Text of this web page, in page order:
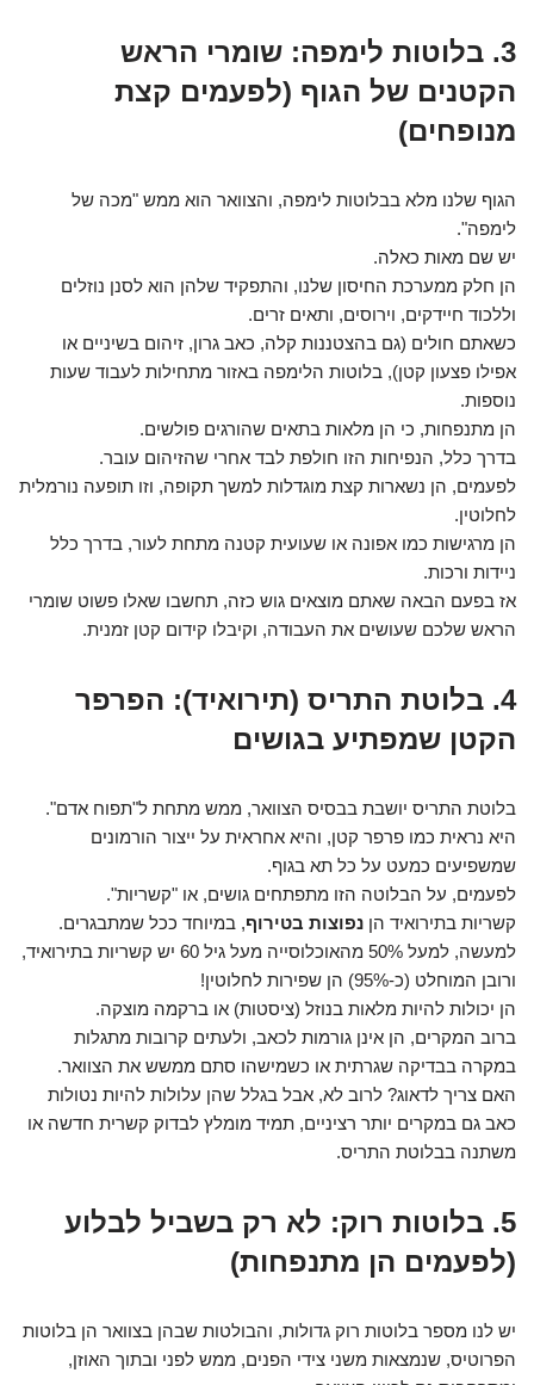
3. בלוטות לימפה: שומרי הראש
הקטנים של הגוף (לפעמים קצת
מנופחים)
הגוף שלנו מלא בבלוטות לימפה, והצוואר הוא ממש "מכה של
לימפה".
יש שם מאות כאלה.
הן חלק ממערכת החיסון שלנו, והתפקיד שלהן הוא לסנן נוזלים
וללכוד חיידקים, וירוסים, ותאים זרים.
כשאתם חולים (גם בהצטננות קלה, כאב גרון, זיהום בשיניים או
אפילו פצעון קטן), בלוטות הלימפה באזור מתחילות לעבוד שעות
נוספות.
הן מתנפחות, כי הן מלאות בתאים שהורגים פולשים.
בדרך כלל, הנפיחות הזו חולפת לבד אחרי שהזיהום עובר.
לפעמים, הן נשארות קצת מוגדלות למשך תקופה, וזו תופעה נורמלית
לחלוטין.
הן מרגישות כמו אפונה או שעועית קטנה מתחת לעור, בדרך כלל
ניידות ורכות.
אז בפעם הבאה שאתם מוצאים גוש כזה, תחשבו שאלו פשוט שומרי
הראש שלכם שעושים את העבודה, וקיבלו קידום קטן זמנית.
4. בלוטת התריס (תירואיד): הפרפר
הקטן שמפתיע בגושים
בלוטת התריס יושבת בבסיס הצוואר, ממש מתחת ל"תפוח אדם".
היא נראית כמו פרפר קטן, והיא אחראית על ייצור הורמונים
שמשפיעים כמעט על כל תא בגוף.
לפעמים, על הבלוטה הזו מתפתחים גושים, או "קשריות".
קשריות בתירואיד הן נפוצות בטירוף, במיוחד ככל שמתבגרים.
למעשה, למעל 50% מהאוכלוסייה מעל גיל 60 יש קשריות בתירואיד,
ורובן המוחלט (כ-95%) הן שפירות לחלוטין!
הן יכולות להיות מלאות בנוזל (ציסטות) או ברקמה מוצקה.
ברוב המקרים, הן אינן גורמות לכאב, ולעתים קרובות מתגלות
במקרה בבדיקה שגרתית או כשמישהו סתם ממשש את הצוואר.
האם צריך לדאוג? לרוב לא, אבל בגלל שהן עלולות להיות נטולות
כאב גם במקרים יותר רציניים, תמיד מומלץ לבדוק קשרית חדשה או
משתנה בבלוטת התריס.
5. בלוטות רוק: לא רק בשביל לבלוע
(לפעמים הן מתנפחות)
יש לנו מספר בלוטות רוק גדולות, והבולטות שבהן בצוואר הן בלוטות
הפרוטיס, שנמצאות משני צידי הפנים, ממש לפני ובתוך האוזן,